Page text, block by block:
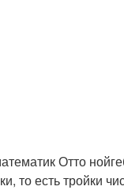
Отто
то есть тройки